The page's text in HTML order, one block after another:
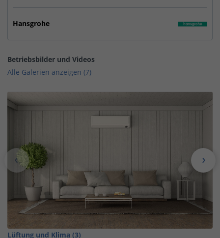
Hansgrohe
Betriebsbilder und Videos
Alle Galerien anzeigen (7)
Lüftung und Klima (3)